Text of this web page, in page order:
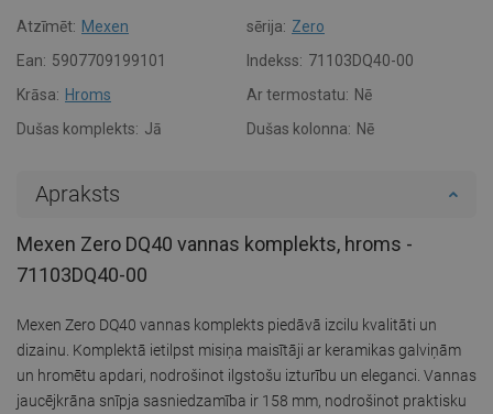
Atzīmēt: Mexen sērija: Zero
Ean: 5907709199101 Indekss: 71103DQ40-00
Krāsa: Hroms Ar termostatu: Nē
Dušas komplekts: Jā Dušas kolonna: Nē
Apraksts
Mexen Zero DQ40 vannas komplekts, hroms -
71103DQ40-00
Mexen Zero DQ40 vannas komplekts piedāvā izcilu kvalitāti un
dizainu. Komplektā ietilpst misiņa maisītāji ar keramikas galviņām
un hromētu apdari, nodrošinot ilgstošu izturību un eleganci. Vannas
jaucējkrāna snīpja sasniedzamība ir 158 mm, nodrošinot praktisku